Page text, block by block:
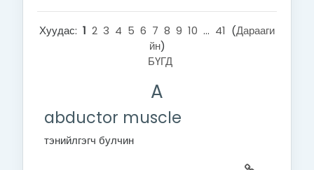
Хуудас: 1 2 3 4 5 6 7 8 9 10 ... 41 (Дарааги
йн)
БҮГД
A
abductor muscle
тэнийлгэгч булчин